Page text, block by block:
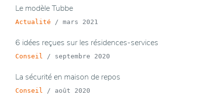
Le modèle Tubbe
Actualité / mars 2021
6 idées reçues sur les résidences-services
Conseil / septembre 2020
La sécurité en maison de repos
Conseil / août 2020